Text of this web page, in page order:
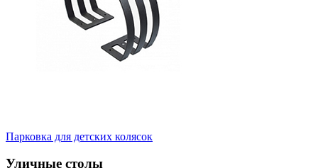
Парковка для детских колясок
Уличные столы